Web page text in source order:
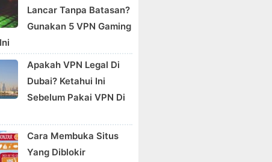
Lancar Tanpa Batasan?
Gunakan 5 VPN Gaming
Apakah VPN Legal Di
Dubai? Ketahui Ini
Sebelum Pakai VPN Di
Cara Membuka Situs
Yang Diblokir